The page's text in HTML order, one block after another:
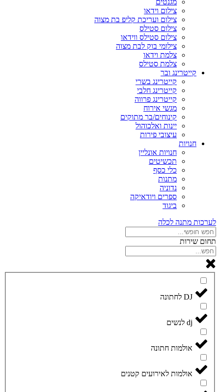
מגנטים
צילום וידאו
צילום ועריכת קליפ בת מצוה
צילום סטילס
צילום סטילס ווידאו
צילומי בוק לבת מצוה
צלמת וידאו
צלמת סטילס
קייטרינג ובר
קייטרינג בשרי
קייטרינג חלבי
קייטרינג פרווה
מגשי אירוח
קינוחים/בר מתוקים
יינות ואלכוהול
עיצובי פירות
חנויות
חנויות אונליין
תכשיטים
כלי כסף
מתנות
נדוניה
ספרים ויודאיקה
ביגוד
לערכות מתנה לכלה
תחום שירות
DJ לחתונה
dj לנשים
אולמות חתונה
אולמות לאירועים קטנים